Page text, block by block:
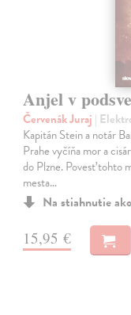
Anjel v
Červenák Juraj |
Kapitán Stein a notár
Prahe vyčíňa mor a
do Plzne. Povesť tohto
mesta…
Na stiahnutie ako
15,95 €